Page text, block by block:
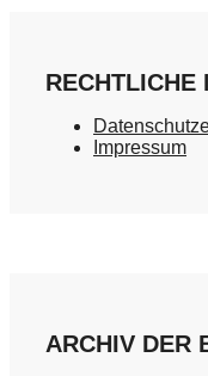
RECHTLICHE
Impressum
ARCHIV DER